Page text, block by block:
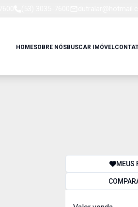
HOMESOBRE NÓSBUSCAR IMÓVEL
MEUS